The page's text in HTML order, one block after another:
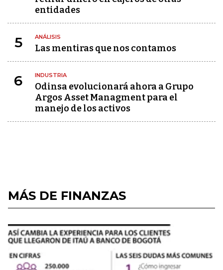
entidades
5 ANÁLISIS
Las mentiras que nos contamos
6 INDUSTRIA
Odinsa evolucionará ahora a Grupo
Argos Asset Managment para el
manejo de los activos
MÁS DE FINANZAS